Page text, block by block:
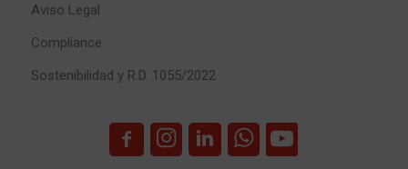
Aviso Legal
Compliance
Sostenibilidad y R.D. 1055/2022